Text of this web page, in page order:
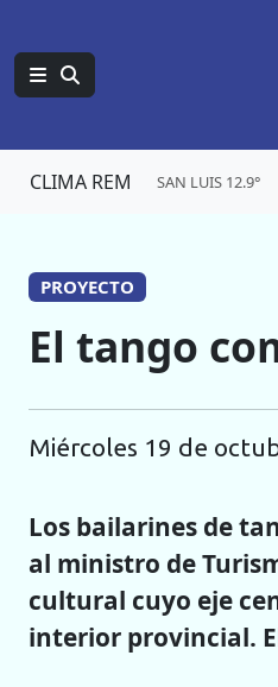
CLIMA REM SAN LUIS 12.9°
PROYECTO
El tango
miércoles 19 de
Los bailarines de
al ministro de
cultural cuyo eje
interior provincial.